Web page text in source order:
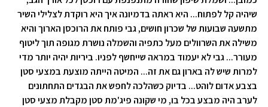
שיהיה קל לפתוח... היא ראתה בדמיונה איך היא רוקדת לצלילי השיר
מתשעה שבועות של שכרון חושים, גבי פותח את הרוכסן הארוך והיא
משילה את השרוולים מעל כתפיה והשמלה נושרת מגופה תוך ליטוף
מעורר... גבי לא יעמוד במראה שייחשף לפניו. ביריות יהיה יותר מדי
למרות שיש לה בארון גם את זה... המיטה הייתה מוצעת במצעי סטן
בצבע אדום לוהט... בדיוק כשהלכה לחפש את הבגדים התחתונים
לערב היה מבצע בכל בו, מי שקונה פיג'מת סטן מקבלת מצעי סטן